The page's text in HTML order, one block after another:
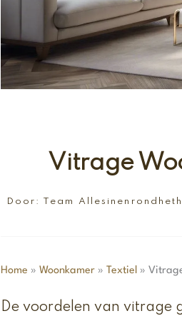
Vitrage
Door: Team
Home » Woonkamer » Textiel »
De voordelen van vitrage